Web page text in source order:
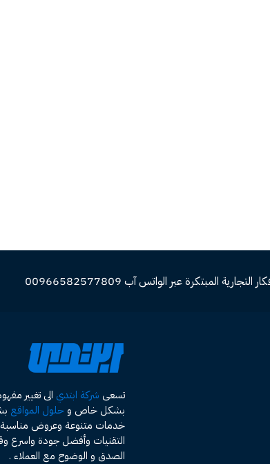
عبر الواتس آب 00966582577809
تسعى شركة ابتدي الى تغيير
بشكل خاص وحلول المواقع
خدمات متنوعة وعروض مناسبة
التقنيات وأفضل جودة واسرع
الصدق و الوضوح مع العملاء .